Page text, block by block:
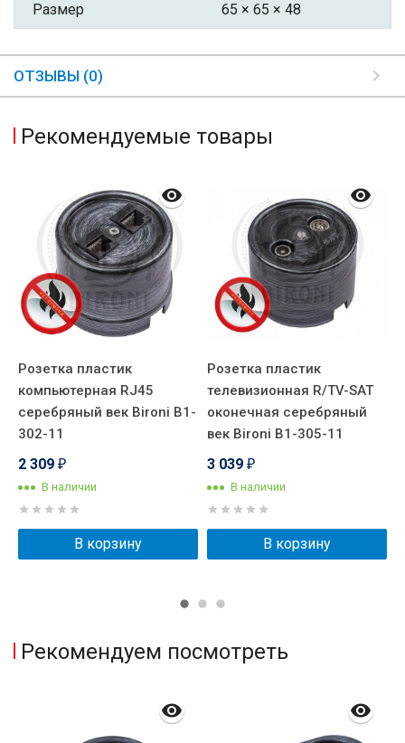
Размер 65 × 65 × 48
ОТЗЫВЫ (0)
Рекомендуемые товары
Розетка пластик
компьютерная RJ45
серебряный век Bironi B1-
302-11
2 309 ₽
В наличии
В корзину
Розетка пластик
телевизионная R/TV-SAT
оконечная серебряный
век Bironi B1-305-11
3 039 ₽
В наличии
В корзину
Рекомендуем посмотреть